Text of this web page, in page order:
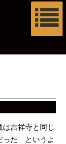
吉祥寺と同じ
った というよ